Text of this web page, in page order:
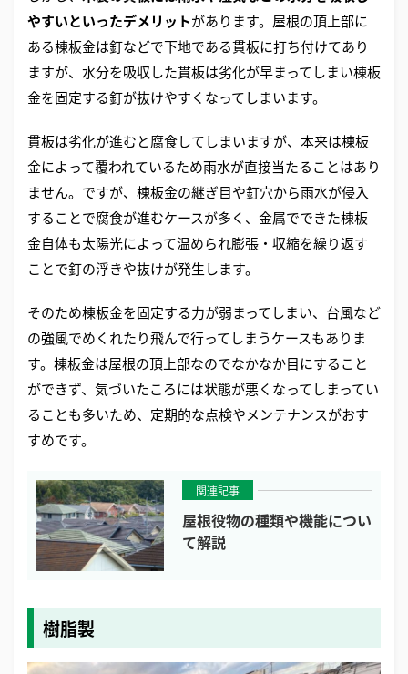
やすいといったデメリットがあります。屋根の頂上部に
ある棟板金は釘などで下地である貫板に打ち付けてあり
ますが、水分を吸収した貫板は劣化が早まってしまい棟板
金を固定する釘が抜けやすくなってしまいます。
貫板は劣化が進むと腐食してしまいますが、本来は棟板
金によって覆われているため雨水が直接当たることはあり
ません。ですが、棟板金の継ぎ目や釘穴から雨水が侵入
することで腐食が進むケースが多く、金属でできた棟板
金自体も太陽光によって温められ膨張・収縮を繰り返す
ことで釘の浮きや抜けが発生します。
そのため棟板金を固定する力が弱まってしまい、台風など
の強風でめくれたり飛んで行ってしまうケースもありま
す。棟板金は屋根の頂上部なのでなかなか目にすること
ができず、気づいたころには状態が悪くなってしまってい
ることも多いため、定期的な点検やメンテナンスがおす
すめです。
関連記事
屋根役物の種類や機能につい
て解説
樹脂製